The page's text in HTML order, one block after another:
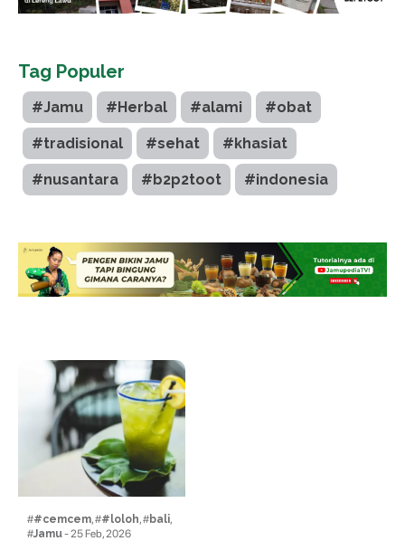
Tag Populer
#Jamu #Herbal #alami #obat
#tradisional #sehat #khasiat
#nusantara #b2p2toot #indonesia
##cemcem, ##loloh, #bali,
#Jamu- 25 Feb, 2026